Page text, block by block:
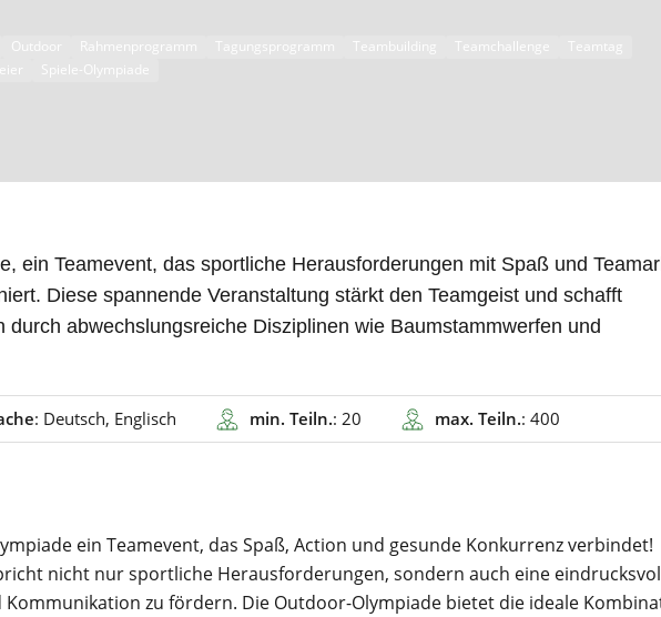
Outdoor Rahmenprogramm Tagungsprogramm Teambuilding Teamchallenge
Teamtag
Spiele-Olympiade
ein Teamevent, das sportliche Herausforderungen mit Spaß und
Diese spannende Veranstaltung stärkt den Teamgeist und schafft
durch abwechslungsreiche Disziplinen wie Baumstammwerfen und
: Deutsch, Englisch min. Teiln.: 20 max. Teiln.: 400
ein Teamevent, das Spaß, Action und gesunde Konkurrenz verbindet!
nicht nur sportliche Herausforderungen, sondern auch eine
zu fördern. Die Outdoor-Olympiade bietet die ideale